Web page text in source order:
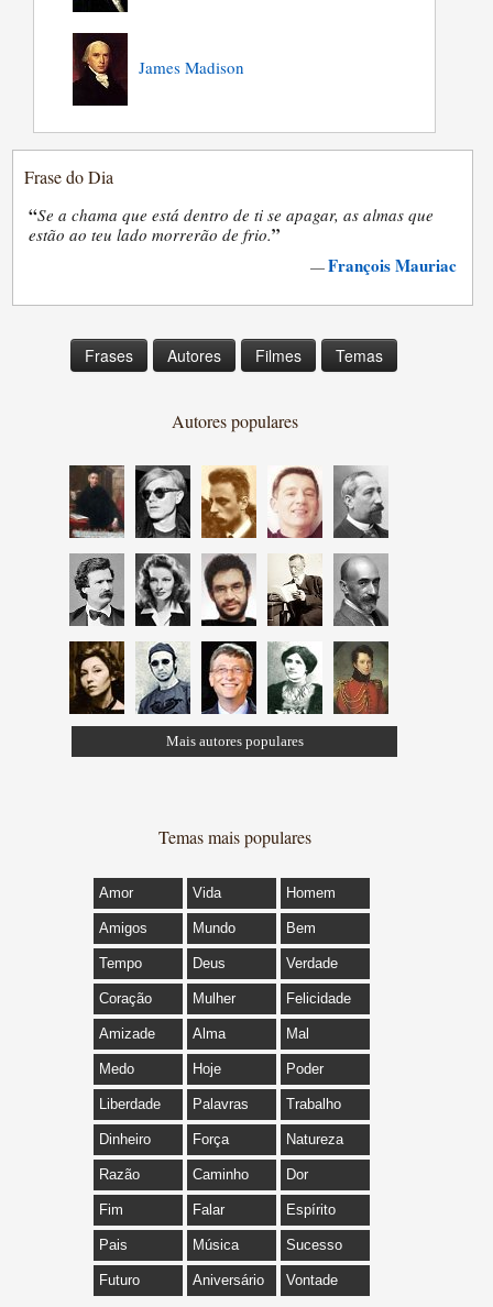
James Madison
Frase do Dia
“Se a chama que está dentro de ti se apagar, as almas que
estão ao teu lado morrerão de frio.”
—François Mauriac
Frases Autores Filmes Temas
Autores populares
Mais autores populares
Temas mais populares
Amor Vida Homem
Amigos Mundo Bem
Tempo Deus Verdade
Coração Mulher Felicidade
Amizade Alma Mal
Medo Hoje Poder
Liberdade Palavras Trabalho
Dinheiro Força Natureza
Razão Caminho Dor
Fim Falar Espírito
Pais Música Sucesso
Futuro Aniversário Vontade